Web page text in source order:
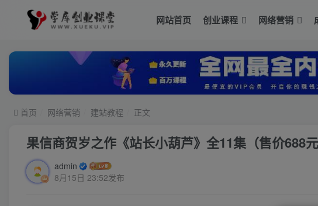
网站首页 创业课程 网络营销
首页 网络营销 建站教程 正文
果信商贺岁之作《站长小葫芦》全11集（售价688元
admin
8月15日 23:52发布